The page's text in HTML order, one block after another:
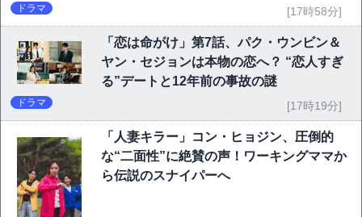
ドラマ [17時58分]
「恋は命がけ」第7話、パク・ウンビン＆
ヤン・セジョンは本物の恋へ？ “恋人すぎ
る”デートと12年前の事故の謎
ドラマ [17時19分]
「人妻キラー」コン・ヒョジン、圧倒的
な“二面性”に絶賛の声！ワーキングママか
ら伝説のスナイパーへ